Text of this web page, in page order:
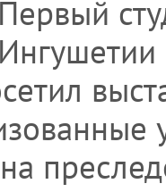
Первый